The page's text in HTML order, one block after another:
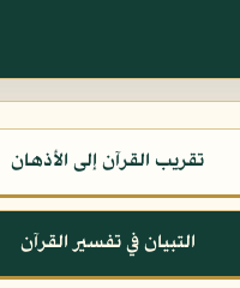
تقريب القرآن إلى الأذهان
التبيان في تفسير القرآن